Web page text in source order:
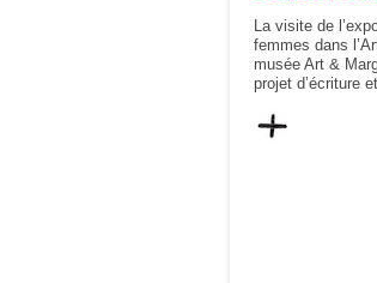
La visite de
femmes dans
musée Art &
projet d’écriture